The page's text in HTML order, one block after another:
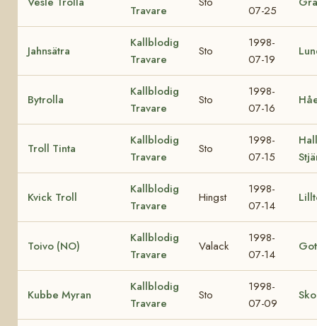
Travare
07-25
Jahnsätra
Kallblodig
Travare
Sto
1998-
07-19
Bytrolla
Kallblodig
Travare
Sto
1998-
07-16
Troll Tinta
Kallblodig
Travare
Sto
1998-
07-15
Kvick Troll
Kallblodig
Travare
Hingst
1998-
07-14
Toivo (NO)
Kallblodig
Travare
Valack
1998-
07-14
Kubbe Myran
Kallblodig
Travare
Sto
1998-
07-09